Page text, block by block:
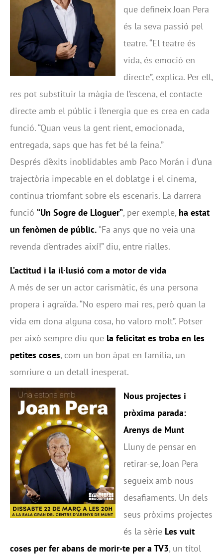
que defineix Joan Pera
és la seva passió pel
teatre. “El teatre és
vida, és emoció en
directe”, explica. Per ell,
res pot substituir la màgia de l’escena, el contacte
directe amb el públic i l’energia que es crea en cada
funció. “Quan veus la gent rient, emocionada,
entregada, saps que has fet bé la feina.”
Després d’èxits inoblidables amb Paco Morán i d’una
trajectòria impecable en el doblatge i el cinema,
continua triomfant sobre els escenaris. La darrera
funció “Un Sogre de Lloguer”, per exemple, ha estat
un fenòmen de públic.“Fa anys que no veia una
revenda d’entrades així!” diu, entre rialles.
L’actitud i la il·lusió com a motor de vida
A més de ser un actor carismàtic, és una persona
propera i agraïda. “No espero mai res, però quan la
vida em dona alguna cosa, ho valoro molt”. Potser
per això sempre diu que la felicitat es troba en les
petites coses, com un bon àpat en família, un
somriure o un detall inesperat.
Nous projectes i
pròxima parada:
Arenys de Munt
Lluny de pensar en
retirar-se, Joan Pera
segueix amb nous
desafiaments. Un dels
seus pròxims projectes
és la sèrie Les vuit
coses per fer abans de morir-te per a TV3, un títol